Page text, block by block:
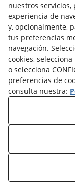
Aviso Legal
Política de
Política Cookies
Condiciones
Derecho de
Organismos de
© 08/2026
nuestros
experiencia de
y, opcionalmente,
tus preferencias
navegación.
cookies, selecciona
o selecciona
preferencias de
consulta nuestra: